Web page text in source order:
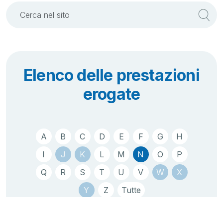
Elenco delle prestazioni
erogate
A B C D E F G
H
I
J K L M N O
P
Q
R S T U V W
X
Y
Z Tutte